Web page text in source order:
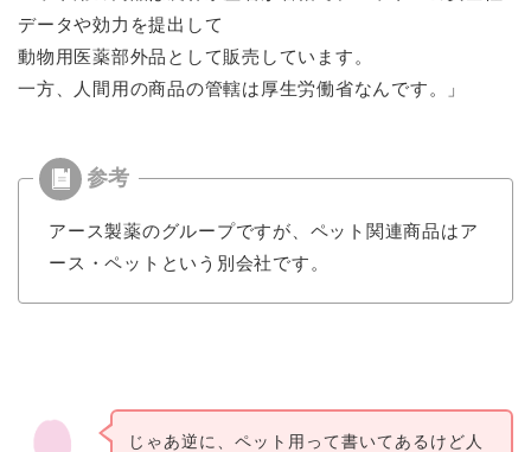
データや効力を提出して
動物用医薬部外品として販売しています。
一方、人間用の商品の管轄は厚生労働省なんです。」
アース製薬のグループですが、ペット関連商品はア
ース・ペットという別会社です。
じゃあ逆に、ペット用って書いてあるけど人